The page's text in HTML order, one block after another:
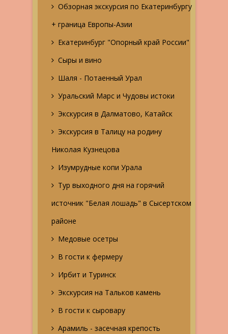
Обзорная экскурсия по Екатеринбургу
+ граница Европы-Азии
Екатеринбург "Опорный край России"
Сыры и вино
Шаля - Потаенный Урал
Уральский Марс и Чудовы истоки
Экскурсия в Далматово, Катайск
Экскурсия в Талицу на родину
Николая Кузнецова
Изумрудные копи Урала
Тур выходного дня на горячий
источник "Белая лошадь" в Сысертском
районе
Медовые осетры
В гости к фермеру
Ирбит и Туринск
Экскурсия на Тальков камень
В гости к сыровару
Арамиль - засечная крепость